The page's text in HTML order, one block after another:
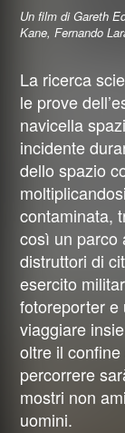
Un film di Gareth
Kane, Fernando
La ricerca
le prove
navicella
incidente
dello spazio
contaminata,
così un parco
distruttori di
esercito
fotoreporter e
viaggiare
oltre il
percorrere
mostri non
uomini.